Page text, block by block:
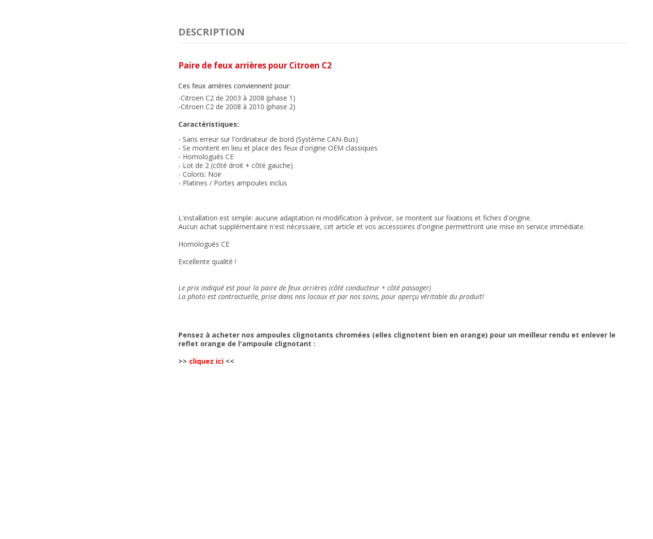
DESCRIPTION
Paire de feux arrières pour Citroen C2
Ces feux arrières conviennent pour:
-Citroen C2 de 2003 à 2008 (phase 1)
-Citroen C2 de 2008 à 2010 (phase 2)
Caractéristiques:
- Sans erreur sur l'ordinateur de bord (Système CAN-Bus)
- Se montent en lieu et place des feux d'origine OEM classiques
- Homologués CE
- Lot de 2 (côté droit + côté gauche)
- Coloris: Noir
- Platines / Portes ampoules inclus
L'installation est simple: aucune adaptation ni modification à prévoir, se montent sur fixations et fiches d'origine.
Aucun achat supplémentaire n'est nécessaire, cet article et vos accessoires d'origine permettront une mise en service immédiate.
Homologués CE
Excellente qualité !
Le prix indiqué est pour la paire de feux arrières (côté conducteur + côté passager)
La photo est contractuelle, prise dans nos locaux etpar nos soins, pour aperçu véritable du produit!
Pensez à acheter nos ampoules clignotants chromées (elles clignotent bien en orange) pour un meilleur rendu et enlever le
reflet orange de l'ampoule clignotant :
>> cliquez ici<<